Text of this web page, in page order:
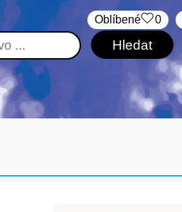
Oblíbené 0